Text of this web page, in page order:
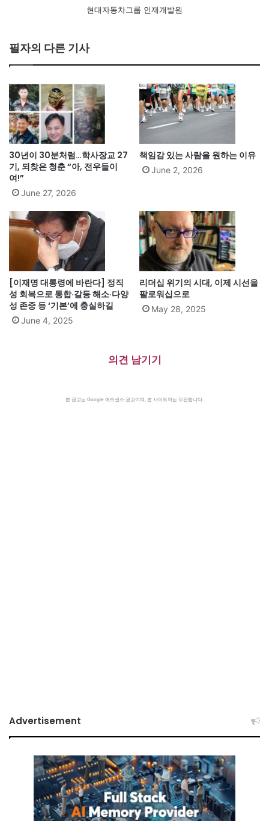
현대자동차그룹 인재개발원
필자의 다른 기사
30년이 30분처럼…학사장교 27
기, 되찾은 청춘 “아, 전우들이
여!”
June 27, 2026
책임감 있는 사람을 원하는 이유
June 2, 2026
[이재명 대통령에 바란다] 정직
성 회복으로 통합·갈등 해소·다양
성 존중 등 ‘기본’에 충실하길
June 4, 2025
리더십 위기의 시대, 이제 시선을
팔로워십으로
May 28, 2025
의견 남기기
본 광고는 Google 애드센스 광고이며, 본 사이트와는 무관합니다.
Advertisement